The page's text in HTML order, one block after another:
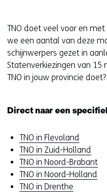
TNO doet veel voor en
we een aantal van deze
schijnwerpers gezet in
Statenverkiezingen van
TNO in jouw provincie doet?
Direct naar een
TNO in Flevoland
TNO in Zuid-Holland
TNO in Noord-Brabant
TNO in Noord-Holland
TNO in Drenthe